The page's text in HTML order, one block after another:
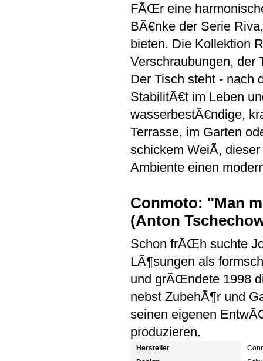
FÃŒr eine
BÃ€nke der Serie
bieten. Die Kollektion
Verschraubungen, der
Der Tisch steht - nach
StabilitÃ€t im Leben
wasserbestÃ€ndige,
Terrasse, im Garten
schickem WeiÃ,
Ambiente einen
Conmoto: "Man
(Anton
Schon frÃŒh suchte
LÃ¶sungen als
und grÃŒndete 1998
nebst ZubehÃ¶r und
seinen eigenen
produzieren.
Hersteller